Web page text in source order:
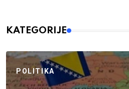
KATEGORIJE
POLITIKA